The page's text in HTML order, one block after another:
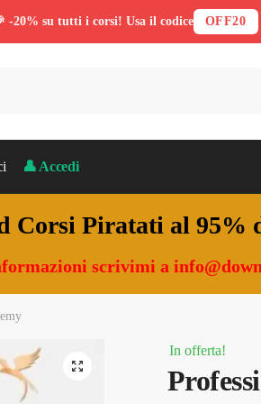
👤 Accedi
Corsi Piratati al 95%
scrivimi a
🔍
In offerta!
-20% su tutti i corsi! Usa il codice OFF20